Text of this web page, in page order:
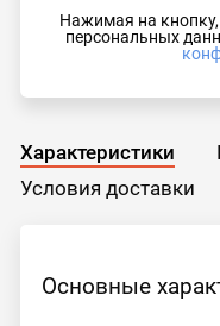
Нажимая на кнопку,
персональных
Характеристики
Условия доставки
Основные